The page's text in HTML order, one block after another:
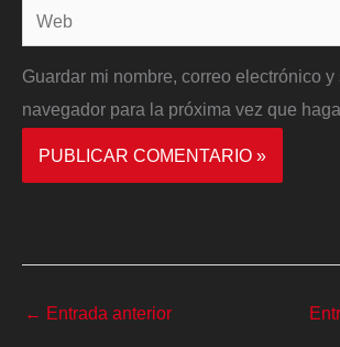
Web
Guardar mi nombre, correo electrónico
navegador para la próxima vez que
← Entrada anterior